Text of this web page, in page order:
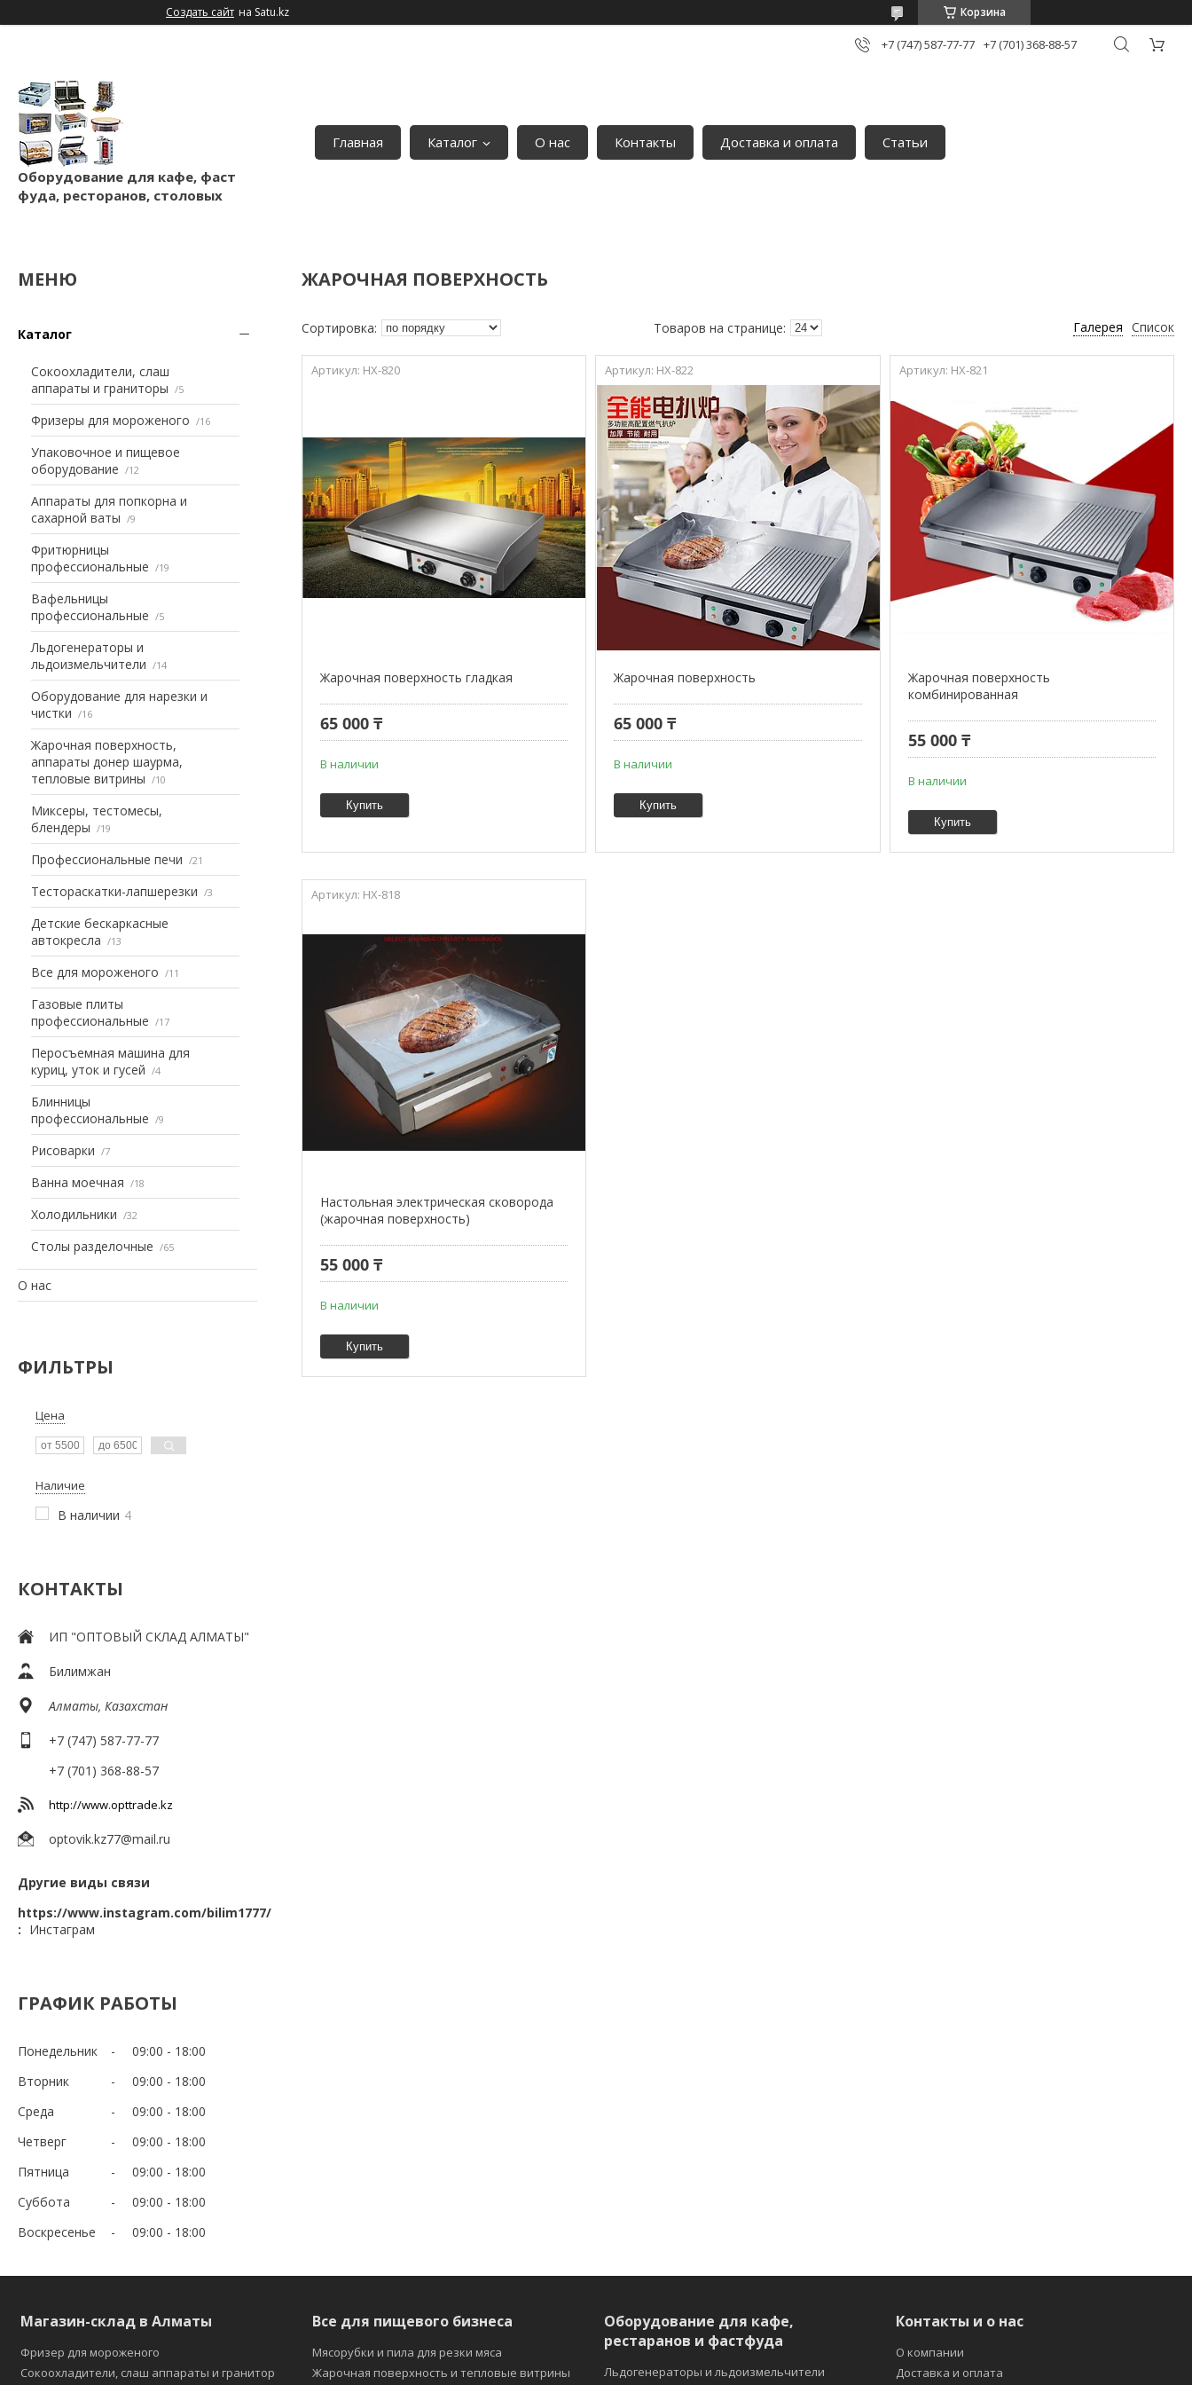
Создать сайт на Satu.kz Корзина
+7 (747) 587-77-77 +7 (701) 368-88-57
Оборудование для кафе, фаст
фуда, ресторанов, столовых
Главная Каталог О нас Контакты Доставка и оплата Статьи
Каталог
Сокоохладители, слаш
аппараты и граниторы
5
Фризеры для мороженого 16
Упаковочное и пищевое
оборудование
12
Аппараты для попкорна и
сахарной ваты
9
Фритюрницы
профессиональные
19
Вафельницы
профессиональные
5
Льдогенераторы и
льдоизмельчители
14
Оборудование для нарезки и
чистки
16
Жарочная поверхность,
аппараты донер шаурма,
тепловые витрины
10
Миксеры, тестомесы,
блендеры
19
Профессиональные печи 21
Тестораскатки-лапшерезки 3
Детские бескаркасные
автокресла
13
Все для мороженого 11
Газовые плиты
профессиональные
17
Перосъемная машина для
куриц, уток и гусей
4
Блинницы
профессиональные
9
Рисоварки 7
Ванна моечная 18
Холодильники 32
Столы разделочные 65
О нас
ФИЛЬТРЫ
Цена
Наличие
В наличии 4
КОНТАКТЫ
ИП "ОПТОВЫЙ СКЛАД АЛМАТЫ"
Билимжан
Алматы, Казахстан
+7 (747) 587-77-77
+7 (701) 368-88-57
http://www.opttrade.kz
optovik.kz77@mail.ru
Другие виды связи
https://www.instagram.com/bilim1777/
Инстаграм
ГРАФИК РАБОТЫ
Понедельник 09:00
18:00
Вторник
09:00
18:00
Среда
09:00
18:00
Четверг
09:00
18:00
Пятница
09:00
18:00
Суббота
09:00
18:00
Воскресенье
09:00 18:00
ЖАРОЧНАЯ ПОВЕРХНОСТЬ
Галерея Список
HX-820
Жарочная поверхность гладкая
65 000 ₸
В наличии
Купить
HX-822
Жарочная поверхность
65 000 ₸
В наличии
Купить
HX-821
Жарочная поверхность
комбинированная
55 000 ₸
В наличии
Купить
HX-818
Настольная электрическая сковорода
(жарочная поверхность)
55 000 ₸
В наличии
Купить
Магазин-склад в Алматы
Фризер для мороженого
Сокоохладители, слаш аппараты и гранитор
Все для пищевого бизнеса
Мясорубки и пила для резки мяса
Жарочная поверхность и тепловые витрины
Оборудование для кафе,
рестаранов и фастфуда
Льдогенераторы и льдоизмельчители
Контакты и о нас
О компании
Доставка и оплата